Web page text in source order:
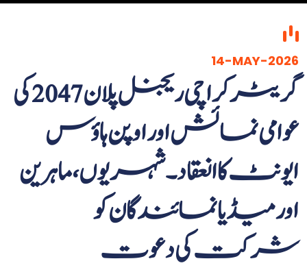
14-MAY-2026
گریٹر کراچی ریجنل پلان 2047 کی
عوامی نمائش اور اوپن ہاؤس
ایونٹ کا انعقاد۔ شہریوں، ماہرین
اور میڈیا نمائندگان کو
شرکت کی دعوت